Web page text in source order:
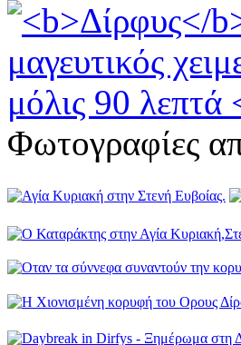
Φωτογραφίες